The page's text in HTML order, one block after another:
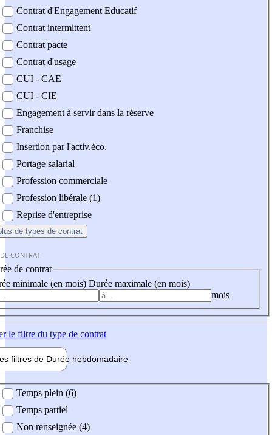
Contrat d'Engagement Educatif
Contrat intermittent
Contrat pacte
Contrat d'usage
CUI - CAE
CUI - CIE
Engagement à servir dans la réserve
Franchise
Insertion par l'activ.éco.
Portage salarial
Profession commerciale
Profession libérale (1)
Reprise d'entreprise
de types de contrat
CONTRAT
de contrat
minimale (en mois) Durée maximale (en mois)
mois
le filtre du type de contrat
filtres de Durée hebdomadaire
Temps plein (6)
Temps partiel
Non renseignée (4)